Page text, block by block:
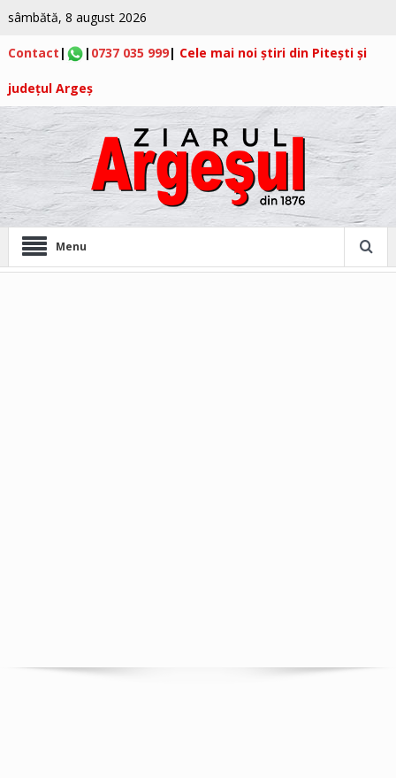
sâmbătă, 8 august 2026
Contact | | 0737 035 999| Cele mai noi știri din Pitești și
județul Argeș
Menu